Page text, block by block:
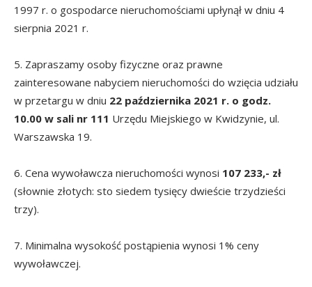
1997 r. o gospodarce nieruchomościami upłynął w dniu 4
sierpnia 2021 r.
5. Zapraszamy osoby fizyczne oraz prawne
zainteresowane nabyciem nieruchomości do wzięcia udziału
w przetargu w dniu 22 października 2021 r. o godz.
10.00 w sali nr 111 Urzędu Miejskiego w Kwidzynie, ul.
Warszawska 19.
6. Cena wywoławcza nieruchomości wynosi 107 233,- zł
(słownie złotych: sto siedem tysięcy dwieście trzydzieści
trzy).
7. Minimalna wysokość postąpienia wynosi 1% ceny
wywoławczej.